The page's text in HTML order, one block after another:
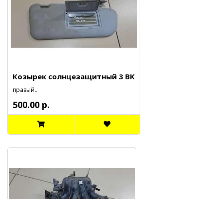
Козырек солнцезащитный 3 BK
правый..
500.00 р.